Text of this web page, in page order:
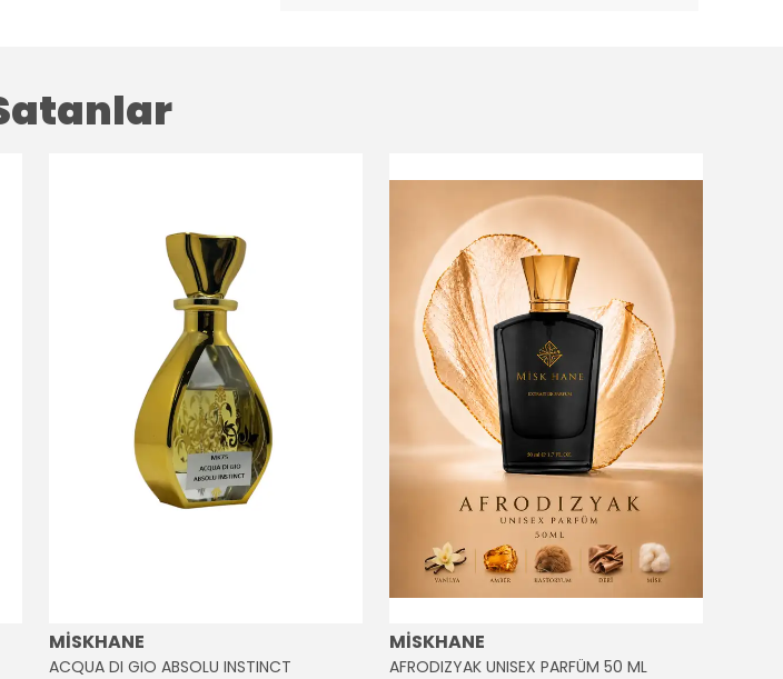
MİSKHANE
ACQUA DI GIO ABSOLU INSTINCT
MİSKHANE
AFRODIZYAK UNISEX PARFÜM 50 ML